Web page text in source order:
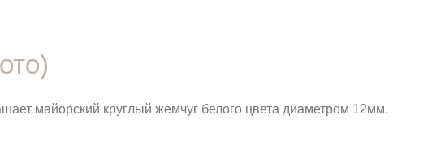
майорский круглый жемчуг белого цвета диаметром 12мм.